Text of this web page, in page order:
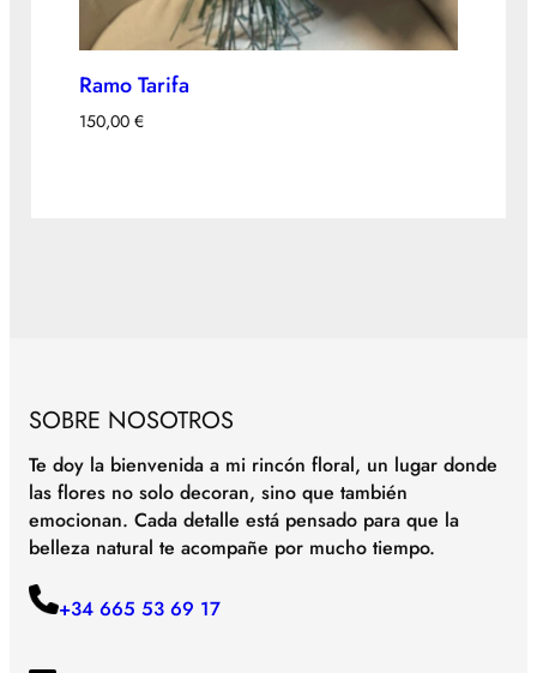
Ramo Tarifa
150,00 €
SOBRE NOSOTROS
Te doy la bienvenida a mi rincón floral, un lugar donde
las flores no solo decoran, sino que también
emocionan. Cada detalle está pensado para que la
belleza natural te acompañe por mucho tiempo.
+34 665 53 69 17